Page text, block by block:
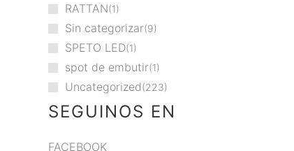
RATTAN 1
Sin categorizar 9
SPETO LED 1
spot de embutir 1
Uncategorized 223
SEGUINOS EN
FACEBOOK